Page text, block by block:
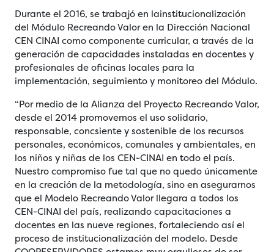
Durante el 2016, se trabajó en lainstitucionalización
del Módulo Recreando Valor en la Dirección Nacional
CEN CINAI como componente curricular, a través de la
generación de capacidades instaladas en docentes y
profesionales de oficinas locales para la
implementación, seguimiento y monitoreo del Módulo.
“Por medio de la Alianza del Proyecto Recreando Valor,
desde el 2014 promovemos el uso solidario,
responsable, concsiente y sostenible de los recursos
personales, económicos, comunales y ambientales, en
los niños y niñas de los CEN-CINAI en todo el país.
Nuestro compromiso fue tal que no quedo únicamente
en la creación de la metodología, sino en asegurarnos
que el Modelo Recreando Valor llegara a todos los
CEN-CINAI del país, realizando capacitaciones a
docentes en las nueve regiones, fortaleciendo así el
proceso de institucionalización del modelo. Desde